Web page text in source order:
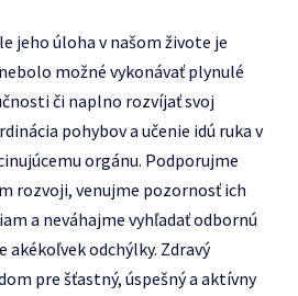
jeho úloha v našom živote je
možné vykonávať plynulé
či naplno rozvíjať svoj
pohybov a učenie idú ruka v
orgánu. Podporujme
rozvoji, venujme pozornosť ich
a neváhajme vyhľadať odbornú
akékoľvek odchýlky. Zdravý
pre šťastný, úspešný a aktívny